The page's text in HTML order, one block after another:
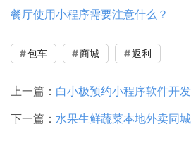
餐厅使用小程序需要注意什么？
包车 商城 返利
上一篇： 白小极预约小程序软件开发美业健
下一篇： 水果生鲜蔬菜本地外卖同城配送